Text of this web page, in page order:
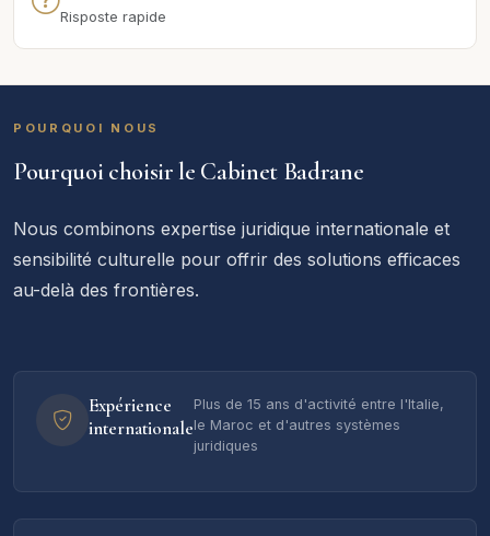
Risposte rapide
POURQUOI NOUS
Pourquoi choisir le Cabinet Badrane
Nous combinons expertise juridique internationale et
sensibilité culturelle pour offrir des solutions efficaces
au-delà des frontières.
Expérience
internationale
Plus de 15 ans d'activité entre l'Italie,
le Maroc et d'autres systèmes
juridiques